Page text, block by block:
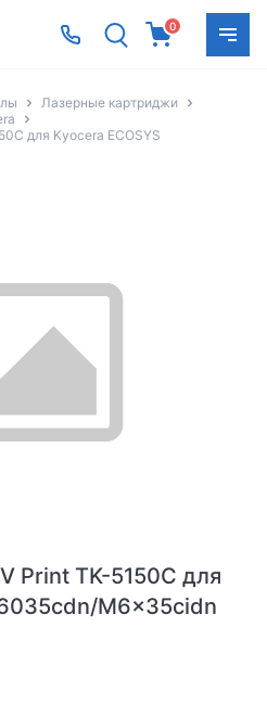
0
Лазерные картриджи
для Kyocera ECOSYS
Print TK-5150C для
M6x35cidn